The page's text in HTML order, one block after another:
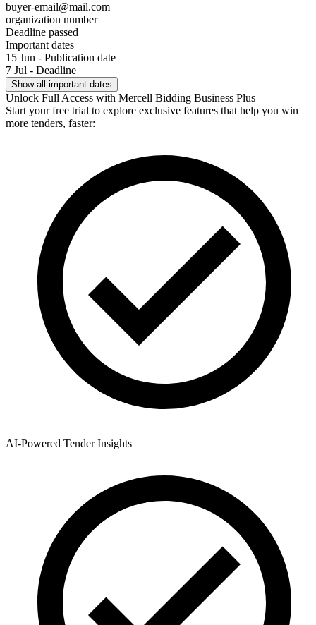
buyer-email@mail.com
organization number
Deadline passed
Important dates
15 Jun - Publication date
7 Jul - Deadline
Show all important dates
Unlock Full Access with Mercell Bidding Business Plus
Start your free trial to explore exclusive features that help you win
more tenders, faster:
AI-Powered Tender Insights